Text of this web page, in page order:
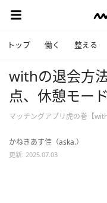
トップ 働く 整える
withの退会方
点、休憩モー
マッチングアプリ虎の巻【with
かねきあす佳（aska.）
更新: 2025.07.03